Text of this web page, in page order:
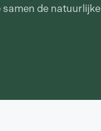
de natuurlijke